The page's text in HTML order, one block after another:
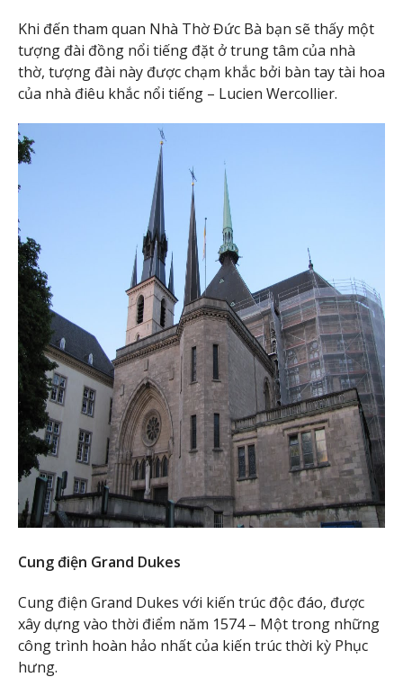
Khi đến tham quan Nhà Thờ Đức Bà bạn sẽ thấy một
tượng đài đồng nổi tiếng đặt ở trung tâm của nhà
thờ, tượng đài này được chạm khắc bởi bàn tay tài hoa
của nhà điêu khắc nổi tiếng – Lucien Wercollier.
Cung điện Grand Dukes
Cung điện Grand Dukes với kiến trúc độc đáo, được
xây dựng vào thời điểm năm 1574 – Một trong những
công trình hoàn hảo nhất của kiến trúc thời kỳ Phục
hưng.